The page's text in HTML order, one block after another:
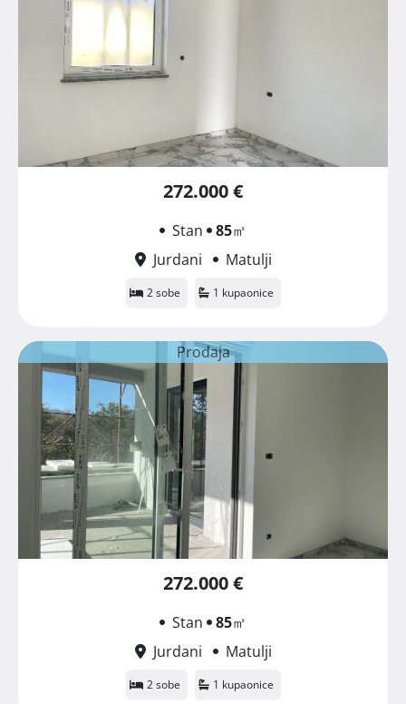
272.000 €
Stan 85㎡
Jurdani
Matulji
2 sobe 1 kupaonice
Prodaja
272.000 €
Stan 85㎡
Jurdani
Matulji
2 sobe 1 kupaonice